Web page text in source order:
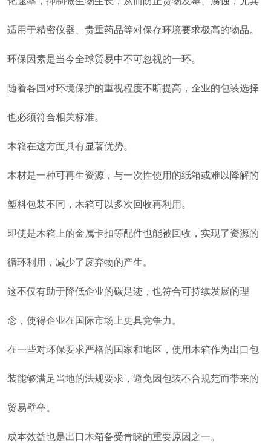
适用于精密仪器、贵重药品等对保存环境要求极高的物品。
环保因素是当今全球贸易中不可忽视的一环。
随着各国对环境保护的重视程度不断提高，企业的包装选择
也必须符合相关标准。
木箱在这方面具有显著优势。
木材是一种可再生资源，与一次性使用的纸箱或难以降解的
塑料包装不同，木箱可以多次回收再利用。
即使是木箱上的金属卡扣等配件也能被回收，实现了资源的
循环利用，减少了废弃物的产生。
这不仅有助于降低企业的碳足迹，也符合可持续发展的理
念，使得企业在国际市场上更具竞争力。
在一些对环保要求严格的国家和地区，使用木箱作为出口包
装能够满足当地的法规要求，避免因包装不合规范而带来的
贸易壁垒。
成本效益也是出口木箱备受青睐的重要原因之一。